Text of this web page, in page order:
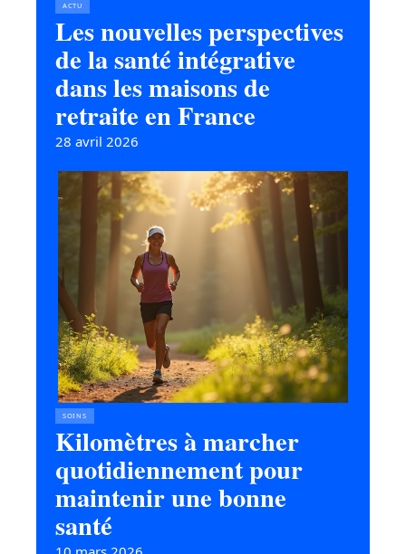
ACTU
Les nouvelles perspectives
de la santé intégrative
dans les maisons de
retraite en France
28 avril 2026
SOINS
Kilomètres à marcher
quotidiennement pour
maintenir une bonne
santé